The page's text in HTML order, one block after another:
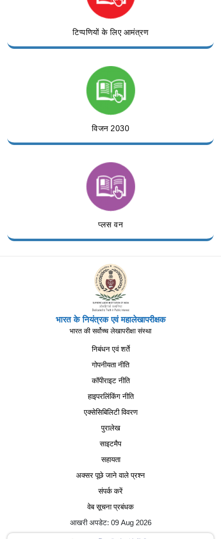
टिप्पणियों के लिए आमंत्रण
विजन 2030
प्लस वन
भारत के नियंत्रक एवं महालेखापरीक्षक
भारत की सर्वोच्च लेखापरीक्षा संस्था
निबंधन एवं शर्ते
गोपनीयता नीति
कॉपीराइट नीति
हाइपरलिंकिंग नीति
एक्सेसिबिलिटी विवरण
पुरालेख
साइटमैप
सहायता
अक्सर पूछे जाने वाले प्रश्न
संपर्क करें
वेब सूचना प्रबंधक
आखरी अपडेट: 09 Aug 2026